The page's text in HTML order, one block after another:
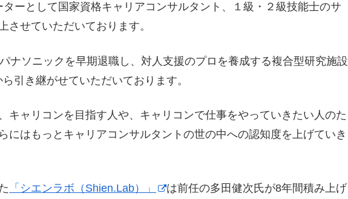
ーとして国家資格キャリアコンサルタント、１級・２級技能士のサ
させていただいております。
ナソニックを早期退職し、対人支援のプロを養成する複合型研究施設
引き継がせていただいております。
キャリコンを目指す人や、キャリコンで仕事をやっていきたい人のた
にはもっとキャリアコンサルタントの世の中への認知度を上げていき
「シエンラボ（Shien.Lab）」
は前任の多田健次氏が8年間積み上げ